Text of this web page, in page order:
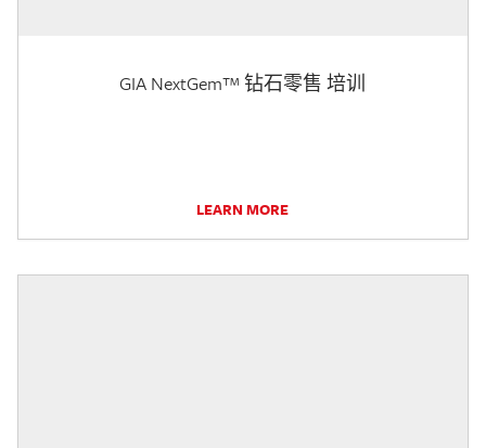
GIA NextGem™ 钻石零售 培训
LEARN MORE